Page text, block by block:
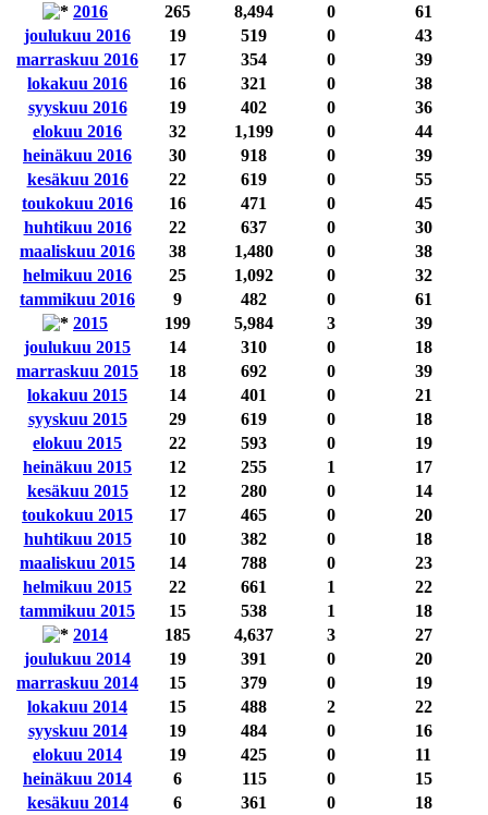
2016
265 8,494 0
61
joulukuu 2016
19 519 0
43
marraskuu 2016
17 354 0
39
lokakuu 2016
16 321 0
38
syyskuu 2016
19 402 0
36
elokuu 2016
32 1,199 0
44
heinäkuu 2016
30 918 0
39
kesäkuu 2016
22 619 0
55
toukokuu 2016
16 471 0
45
huhtikuu 2016
22 637 0
30
maaliskuu 2016
38 1,480 0
38
helmikuu 2016
25 1,092 0
32
tammikuu 2016
9 482 0
61
2015
199 5,984 3
39
joulukuu 2015
14 310 0
18
marraskuu 2015
18 692 0
39
lokakuu 2015
14 401 0
21
syyskuu 2015
29 619 0
18
elokuu 2015
22 593 0
19
heinäkuu 2015
12 255 1
17
kesäkuu 2015
12 280 0
14
toukokuu 2015
17 465 0
20
huhtikuu 2015
10 382 0
18
maaliskuu 2015
14 788 0
23
helmikuu 2015
22 661 1
22
tammikuu 2015
15 538 1
18
2014
185 4,637 3
27
joulukuu 2014
19 391 0
20
marraskuu 2014
15 379 0
19
lokakuu 2014
15 488 2
22
syyskuu 2014
19 484 0
16
elokuu 2014
19 425 0
11
heinäkuu 2014
6 115 0
15
kesäkuu 2014
6 361 0
18